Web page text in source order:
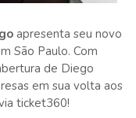
apresenta seu novo
São Paulo. Com
de Diego
em sua volta aos
ticket360!